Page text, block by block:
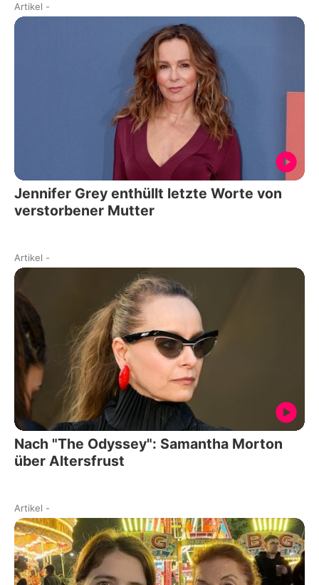
Artikel -
Jennifer Grey enthüllt letzte Worte von
verstorbener Mutter
Artikel -
Nach "The Odyssey": Samantha Morton
über Altersfrust
Artikel -